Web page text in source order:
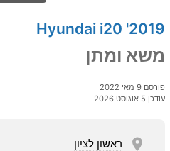
2019' Hyundai i20
משא ומתן
פורסם 9 מאי 2022
עודכן 5 אוגוסט 2026
ראשון לציון